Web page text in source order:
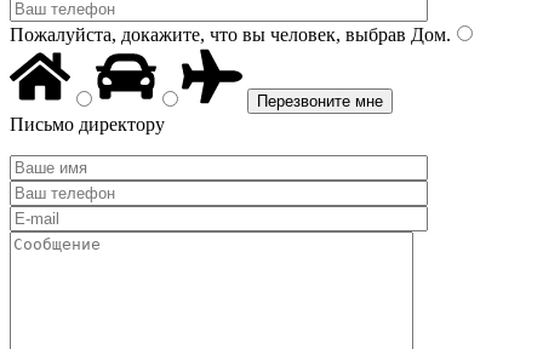
Пожалуйста, докажите, что вы человек, выбрав Дом.
Письмо директору